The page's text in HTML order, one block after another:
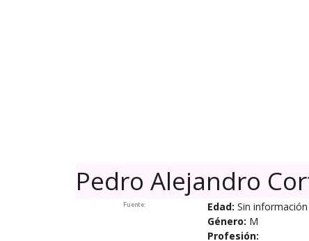
Pedro Alejandro
Fuente: Edad: Sin información
Género: M
Profesión: